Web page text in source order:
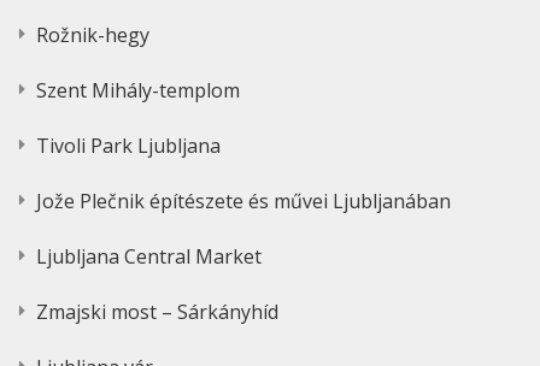
Rožnik-hegy
Szent Mihály-templom
Tivoli Park Ljubljana
Jože Plečnik építészete és művei Ljubljanában
Ljubljana Central Market
Zmajski most – Sárkányhíd